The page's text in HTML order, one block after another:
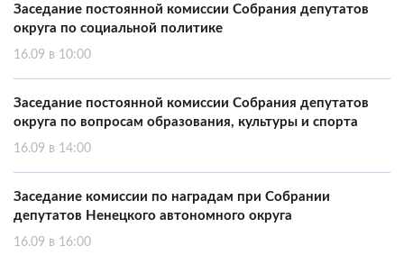
Заседание постоянной комиссии Собрания депутатов
округа по социальной политике
16.09 в 10:00
Заседание постоянной комиссии Собрания депутатов
округа по вопросам образования, культуры и спорта
16.09 в 14:00
Заседание комиссии по наградам при Собрании
депутатов Ненецкого автономного округа
16.09 в 16:00